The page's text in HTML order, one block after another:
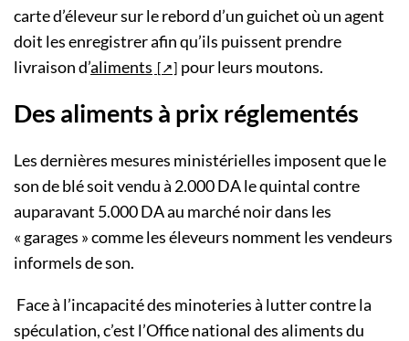
carte d’éleveur sur le rebord d’un guichet où un agent
doit les enregistrer afin qu’ils puissent prendre
livraison d’aliments pour leurs moutons.
Des aliments à prix réglementés
Les dernières mesures ministérielles imposent que le
son de blé soit vendu à 2.000 DA le quintal contre
auparavant 5.000 DA au marché noir dans les
« garages » comme les éleveurs nomment les vendeurs
informels de son.
Face à l’incapacité des minoteries à lutter contre la
spéculation, c’est l’Office national des aliments du